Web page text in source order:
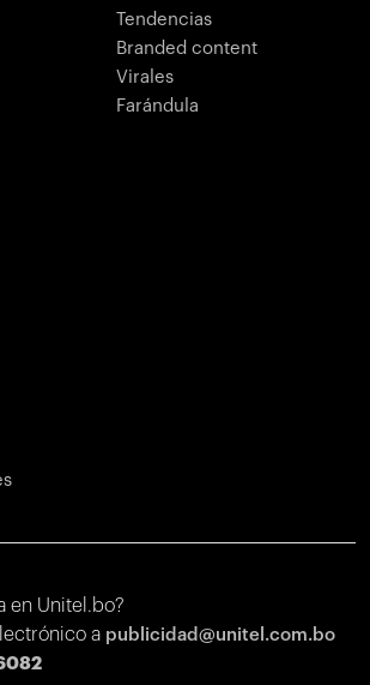
Tendencias
Branded content
Virales
Farándula
en Unitel.bo?
a publicidad@unitel.com.bo